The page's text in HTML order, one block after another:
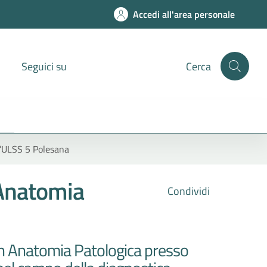
Accedi all'area personale
Seguici su Cerca
5 Polesana
Condividi
Anatomia Patologica presso